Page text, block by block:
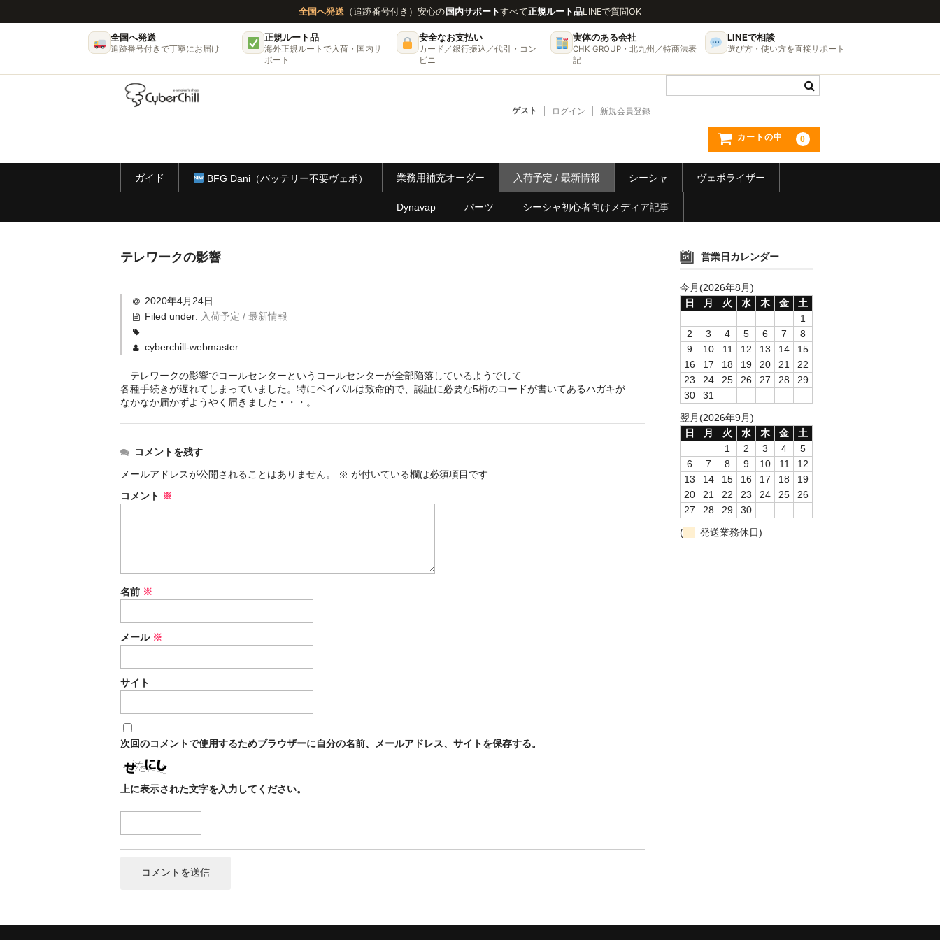
全国へ発送 （追跡番号付き）安心の 国内サポートすべて正規ルート品LINEで質問OK
全国へ発送
追跡番号付きで丁寧にお届け
正規ルート品
海外正規ルートで入荷・国内サ
ポート
安全なお支払い
カード／銀行振込／代引・コン
ビニ
実体のある会社
CHK GROUP・北九州／特商法表
記
LINEで相談
選び方・使い方を直接サポート
ゲスト ログイン 新規会員登録
カートの中 0
ガイド BFG Dani（バッテリー不要ヴェポ） 業務用補充オーダー 入荷予定 / 最新情報 シーシャ ヴェポライザー
Dynavap パーツ シーシャ初心者向けメディア記事
テレワークの影響
2020年4月24日
Filed under: 入荷予定 / 最新情報
cyberchill-webmaster
テレワークの影響でコールセンターというコールセンターが全部陥落しているようでして
各種手続きが遅れてしまっていました。特にペイパルは致命的で、認証に必要な5桁のコードが書いてあるハガキが
なかなか届かずようやく届きました・・・。
コメントを残す
メールアドレスが公開されることはありません。
※ が付いている欄は必須項目です
コメント ※
名前 ※
メール ※
サイト
次回のコメントで使用するためブラウザーに自分の名前、メールアドレス、サイトを保存する。
上に表示された文字を入力してください。
営業日カレンダー
今月(2026年8月)
日
月 火 水 木 金
土
1
2
3 4 5 6 7
8
9
10 11 12 13 14
15
16
17 18 19 20 21
22
23
24 25 26 27 28
29
30
31
翌月(2026年9月)
日
月 火 水 木 金
土
1
2 3 4
5
6
7 8 9 10 11
12
13
14 15 16 17 18
19
20
21 22 23 24 25
26
27
28 29
30
(
発送業務休日)